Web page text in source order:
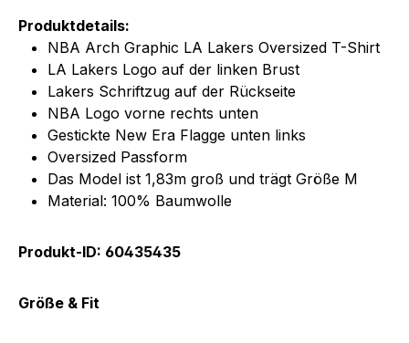
Produktdetails:
NBA Arch Graphic LA Lakers Oversized T-Shirt
LA Lakers Logo auf der linken Brust
Lakers Schriftzug auf der Rückseite
NBA Logo vorne rechts unten
Gestickte New Era Flagge unten links
Oversized Passform
Das Model ist 1,83m groß und trägt Größe M
Material: 100% Baumwolle
Produkt-ID: 60435435
Größe & Fit